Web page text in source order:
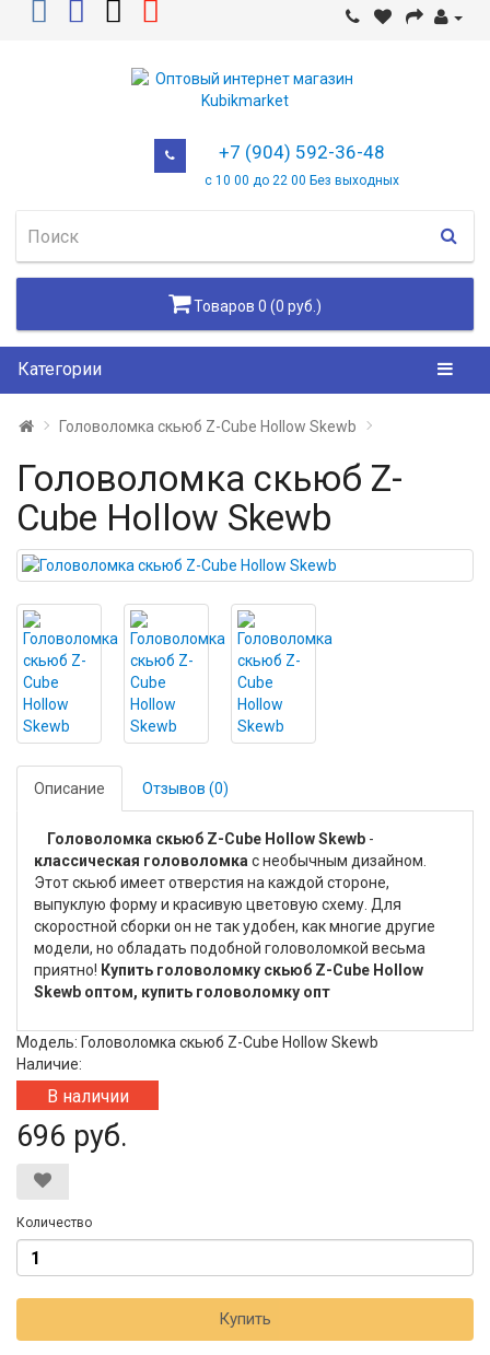
+7 (904) 592-36-48
с 10 00 до 22 00 Без выходных
Товаров 0 (0 руб.)
Категории
Головоломка скьюб Z-Cube Hollow Skewb
Головоломка скьюб Z-
Cube Hollow Skewb
Описание Отзывов (0)
Головоломка скьюб Z-Cube Hollow Skewb -
классическая головоломка с необычным дизайном.
Этот скьюб имеет отверстия на каждой стороне,
выпуклую форму и красивую цветовую схему. Для
скоростной сборки он не так удобен, как многие другие
модели, но обладать подобной головоломкой весьма
приятно! Купить головоломку скьюб Z-Cube Hollow
Skewb оптом, купить головоломку опт
Модель: Головоломка скьюб Z-Cube Hollow Skewb
Наличие:
В наличии
696 руб.
Количество
Купить